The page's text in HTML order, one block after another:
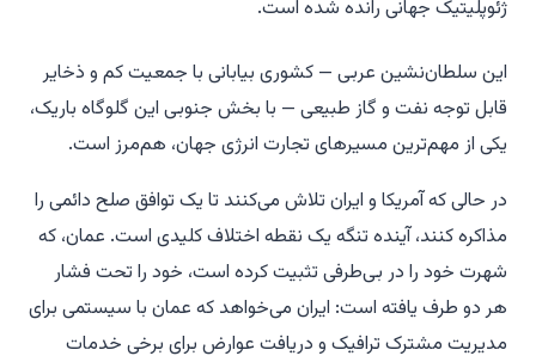
ژئوپلیتیک جهانی رانده شده است.
این سلطان‌نشین عربی — کشوری بیابانی با جمعیت کم و ذخایر
قابل توجه نفت و گاز طبیعی — با بخش جنوبی این گلوگاه باریک،
یکی از مهم‌ترین مسیرهای تجارت انرژی جهان، هم‌مرز است.
در حالی که آمریکا و ایران تلاش می‌کنند تا یک توافق صلح دائمی را
مذاکره کنند، آینده تنگه یک نقطه اختلاف کلیدی است. عمان، که
شهرت خود را در بی‌طرفی تثبیت کرده است، خود را تحت فشار
هر دو طرف یافته است: ایران می‌خواهد که عمان با سیستمی برای
مدیریت مشترک ترافیک و دریافت عوارض برای برخی خدمات